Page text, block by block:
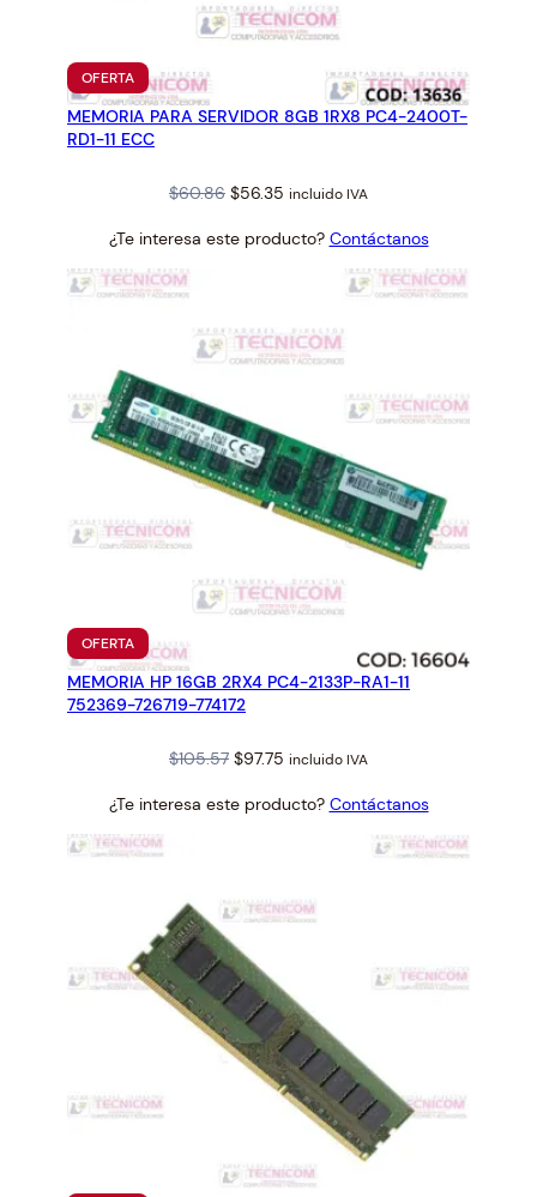
2
3
0
R
c
a
d
OFERTAPRODUCTO
EN
OFERTA
MEMORIA PARA SERVIDOR 8GB 1RX8 PC4-2400T-
RD1-11 ECC
$60.86 Original
was:
$56.35 Current
is:
incluido IVA
¿Te interesa este producto? Contáctanos
OFERTAPRODUCTO
EN
OFERTA
MEMORIA HP 16GB 2RX4 PC4-2133P-RA1-11
752369-726719-774172
$105.57 Original
was:
$97.75 Current
is:
incluido IVA
¿Te interesa este producto? Contáctanos